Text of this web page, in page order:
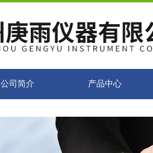
公司简介 产品中心